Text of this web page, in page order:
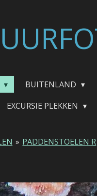
BUITENLAND
EXCURSIE PLEKKEN
» PADDENSTOELEN R